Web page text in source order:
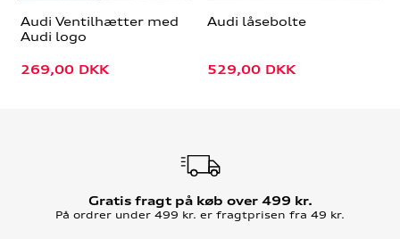
Audi Ventilhætter med
Audi logo
269,00 DKK
Audi låsebolte
529,00 DKK
Gratis fragt på køb over 499 kr.
På ordrer under 499 kr. er fragtprisen fra 49 kr.